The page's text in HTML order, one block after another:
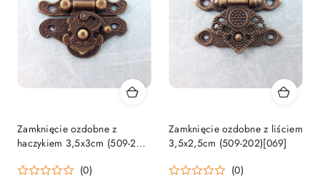
Zamknięcie ozdobne z
haczykiem 3,5x3cm (509-201)
(0)
Zamknięcie ozdobne z liściem
3,5x2,5cm (509-202)[069]
(0)